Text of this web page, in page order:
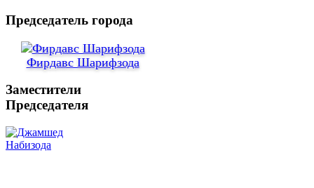
Председатель города
Фирдавс Шарифзода
Заместители
Председателя